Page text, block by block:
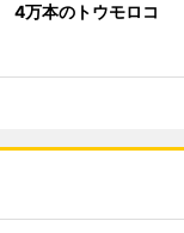
4万本のトウモロコ